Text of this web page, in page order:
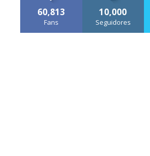
60,813
Fans
10,000
Seguidores